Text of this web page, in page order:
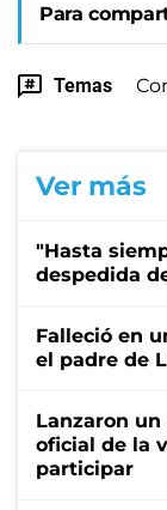
Para
Temas
Ver más
"Hasta
despedida
Falleció en
el padre de
Lanzaron
oficial de la
participar